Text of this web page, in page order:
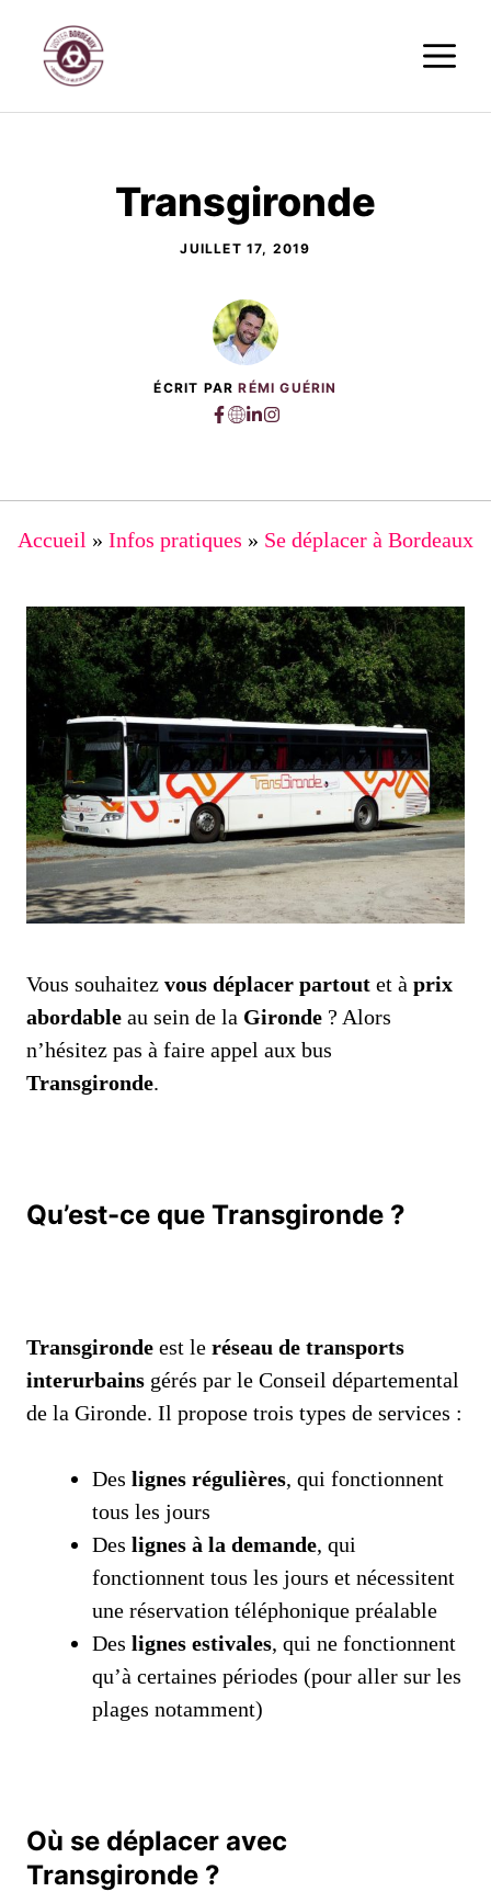
contenu
Transgironde
JUILLET 17, 2019
ÉCRIT PARRÉMI GUÉRIN
Accueil » Infos pratiques » Se déplacer à Bordeaux
Vous souhaitez vous déplacer partout et à prix
abordable au sein de la Gironde ? Alors
n’hésitez pas à faire appel aux bus
Transgironde.
Qu’est-ce que Transgironde ?
Transgironde est le réseau de transports
interurbains gérés par le Conseil départemental
de la Gironde. Il propose trois types de services :
Des lignes régulières, qui fonctionnent
tous les jours
Des lignes à la demande, qui
fonctionnent tous les jours et nécessitent
une réservation téléphonique préalable
Des lignes estivales, qui ne fonctionnent
qu’à certaines périodes (pour aller sur les
plages notamment)
Où se déplacer avec
Transgironde ?